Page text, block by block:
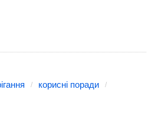
корисні поради